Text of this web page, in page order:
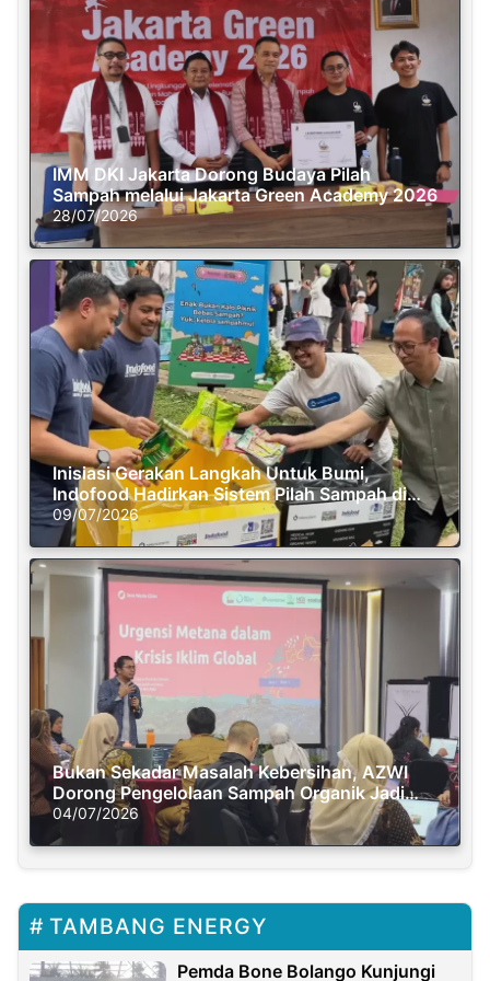
IMM DKI Jakarta Dorong Budaya Pilah
Sampah melalui Jakarta Green Academy 2026
28/07/2026
Inisiasi Gerakan Langkah Untuk Bumi,
Indofood Hadirkan Sistem Pilah Sampah di
Semasa Piknik
09/07/2026
Bukan Sekadar Masalah Kebersihan, AZWI
Dorong Pengelolaan Sampah Organik Jadi
Solusi Krisis Iklim
04/07/2026
TAMBANG ENERGY
Pemda Bone Bolango Kunjungi